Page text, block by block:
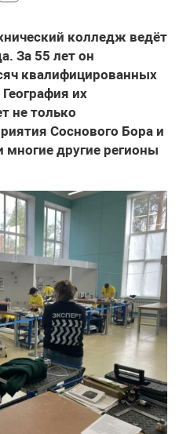
колледж ведёт
За 55 лет он
квалифицированных
их
не только
Соснового Бора и
другие регионы